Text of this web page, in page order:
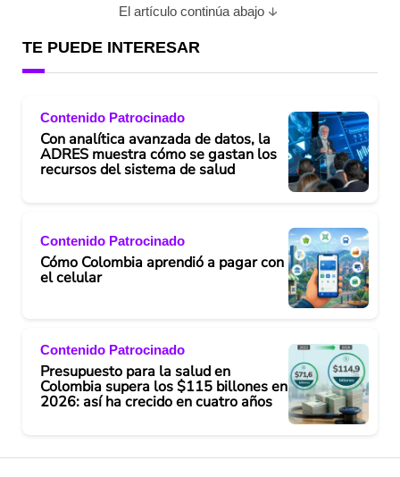
El artículo continúa abajo
TE PUEDE INTERESAR
Contenido Patrocinado
Con analítica avanzada de datos, la
ADRES muestra cómo se gastan los
recursos del sistema de salud
Contenido Patrocinado
Cómo Colombia aprendió a pagar con
el celular
Contenido Patrocinado
Presupuesto para la salud en
Colombia supera los $115 billones en
2026: así ha crecido en cuatro años